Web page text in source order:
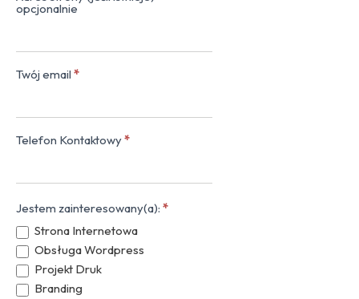
opcjonalnie
Twój email *
Telefon Kontaktowy*
Jestem zainteresowany(a): *
Strona Internetowa
Obsługa Wordpress
Projekt Druk
Branding